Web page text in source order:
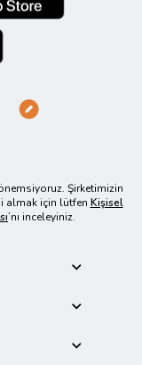
Şirketimizin
almak için lütfen Kişisel
’nı inceleyiniz.